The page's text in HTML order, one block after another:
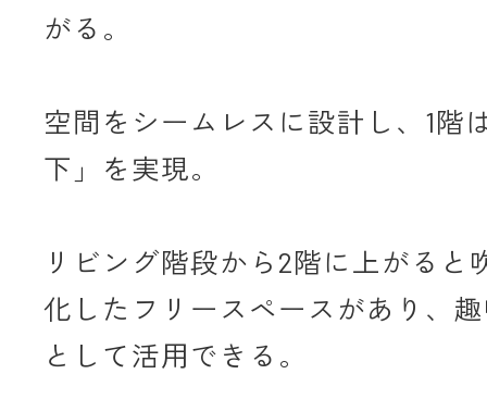
がる。
空間をシームレスに設計し、1階
下」を実現。
リビング階段から2階に上がると
化したフリースペースがあり、
として活用できる。